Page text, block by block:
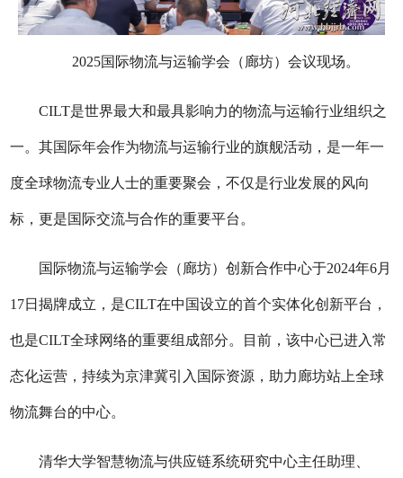
2025国际物流与运输学会（廊坊）会议现场。
CILT是世界最大和最具影响力的物流与运输行业组织之
一。其国际年会作为物流与运输行业的旗舰活动，是一年一
度全球物流专业人士的重要聚会，不仅是行业发展的风向
标，更是国际交流与合作的重要平台。
国际物流与运输学会（廊坊）创新合作中心于2024年6月
17日揭牌成立，是CILT在中国设立的首个实体化创新平台，
也是CILT全球网络的重要组成部分。目前，该中心已进入常
态化运营，持续为京津冀引入国际资源，助力廊坊站上全球
物流舞台的中心。
清华大学智慧物流与供应链系统研究中心主任助理、